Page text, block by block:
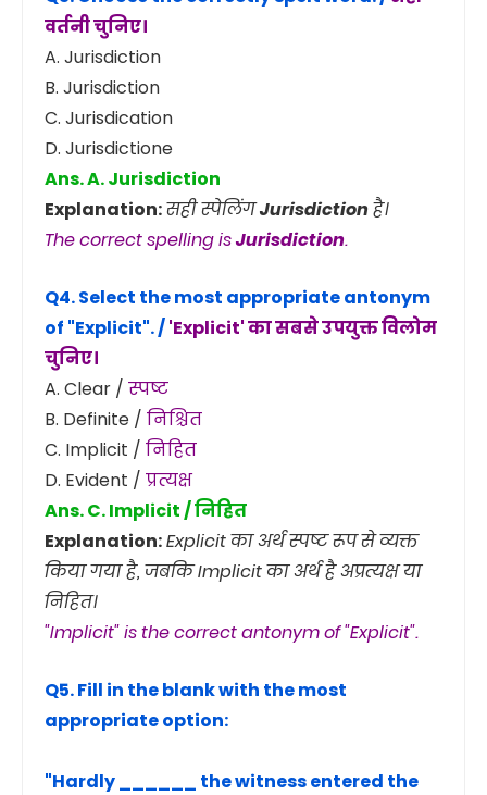
वर्तनी चुनिए।
A. Jurisdiction
B. Jurisdiction
C. Jurisdication
D. Jurisdictione
Ans. A. Jurisdiction
Explanation:सही स्पेलिंगJurisdictionहै।
The correct spelling isJurisdiction.
Q4. Select the most appropriate antonym
of "Explicit". /'Explicit' का सबसे उपयुक्त विलोम
चुनिए।
A. Clear / स्पष्ट
B. Definite / निश्चित
C. Implicit / निहित
D. Evident / प्रत्यक्ष
Ans. C. Implicit / निहित
Explanation:Explicit का अर्थ स्पष्ट रूप से व्यक्त
किया गया है, जबकि Implicit का अर्थ है अप्रत्यक्ष या
निहित।
"Implicit" is the correct antonym of "Explicit".
Q5. Fill in the blank with the most
appropriate option:
"Hardly ______ the witness entered the